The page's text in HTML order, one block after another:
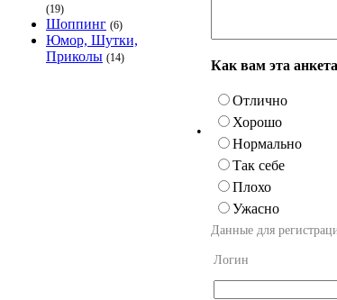
(19)
Шоппинг (6)
Юмор, Шутки,
Приколы (14)
•
Как вам эта
Отлично
Хорошо
Нормально
Так себе
Плохо
Ужасно
Данные для
Логин